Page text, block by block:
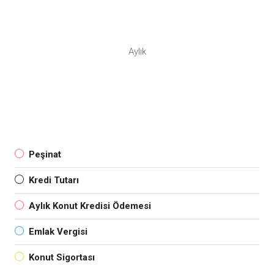
Aylık
Peşinat
Kredi Tutarı
Aylık Konut Kredisi Ödemesi
Emlak Vergisi
Konut Sigortası